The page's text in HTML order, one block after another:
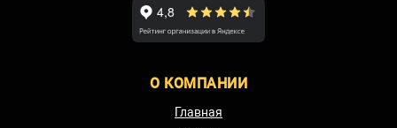
О КОМПАНИИ
Главная